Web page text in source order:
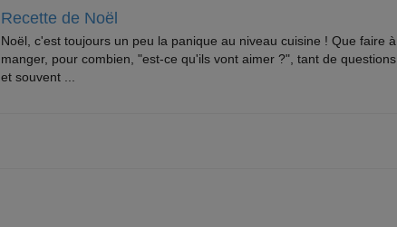
Recette de Noël
Noël, c'est toujours un peu la panique au niveau cuisine ! Que faire à
manger, pour combien, "est-ce qu'ils vont aimer ?", tant de questions
et souvent ...